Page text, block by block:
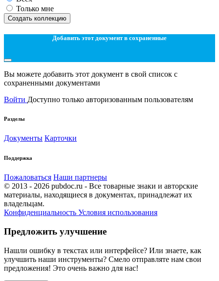
Только мне
Создать коллекцию
Добавить этот документ в сохраненные
Вы можете добавить этот документ в свой список с
сохраненными документами
Войти Доступно только авторизованным пользователям
Разделы
Документы Карточки
Поддержка
Пожаловаться Наши партнеры
© 2013 - 2026 pubdoc.ru - Все товарные знаки и авторские
материалы, находящиеся в документах, принадлежат их
владельцам.
Конфиденциальность Условия использования
Предложить улучшение
Нашли ошибку в текстах или интерфейсе? Или знаете, как
улучшить наши инструменты? Смело отправляте нам свои
предложения! Это очень важно для нас!